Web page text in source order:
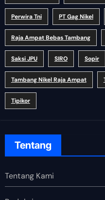
Perwira Tni PT Gag Nikel
Raja Ampat Bebas Tambang
Saksi JPU SIRO Sopir
Tambang Nikel Raja Ampat
Tipikor
Tentang
Tentang Kami